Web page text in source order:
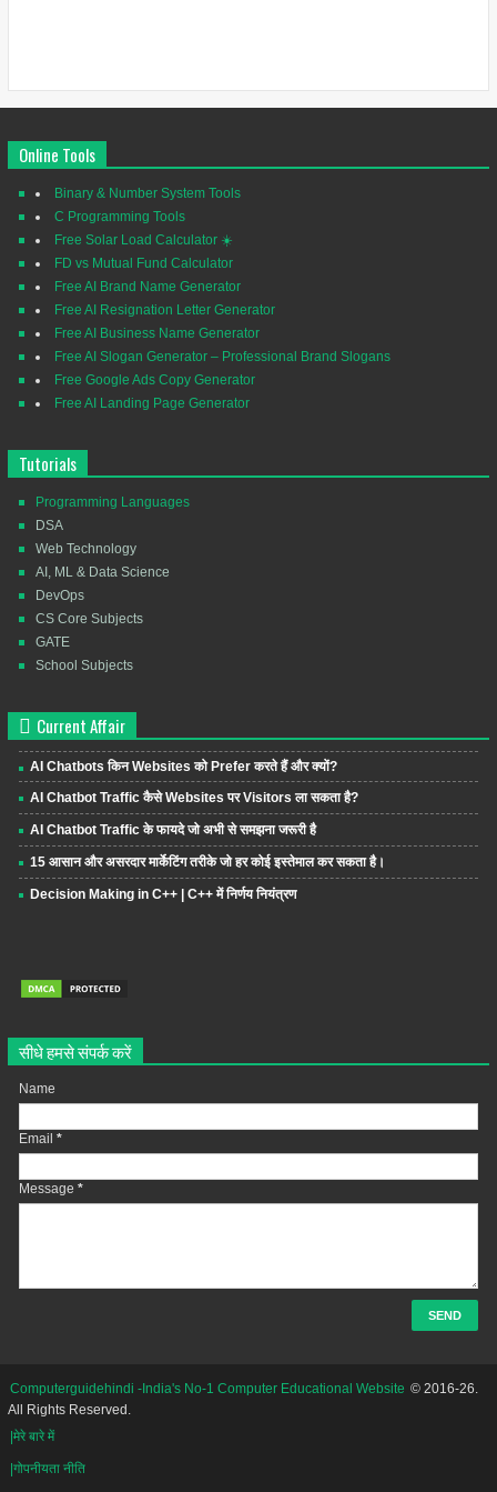
Online Tools
Binary & Number System Tools
C Programming Tools
Free Solar Load Calculator ☀️
FD vs Mutual Fund Calculator
Free AI Brand Name Generator
Free AI Resignation Letter Generator
Free AI Business Name Generator
Free AI Slogan Generator – Professional Brand Slogans
Free Google Ads Copy Generator
Free AI Landing Page Generator
Tutorials
Programming Languages
DSA
Web Technology
AI, ML & Data Science
DevOps
CS Core Subjects
GATE
School Subjects
Current Affair
AI Chatbots किन Websites को Prefer करते हैं और क्यों?
AI Chatbot Traffic कैसे Websites पर Visitors ला सकता है?
AI Chatbot Traffic के फायदे जो अभी से समझना जरूरी है
15 आसान और असरदार मार्केटिंग तरीके जो हर कोई इस्तेमाल कर सकता है।
Decision Making in C++ | C++ में निर्णय नियंत्रण
सीधे हमसे संपर्क करें
Name
Email *
Message *
Computerguidehindi -India's No-1 Computer Educational Website © 2016-26.
All Rights Reserved.
|मेरे बारे में
|गोपनीयता नीति